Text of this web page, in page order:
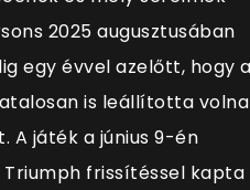
2025 augusztusában
egy évvel azelőtt, hogy
is leállította volna
A játék a június 9-én
frissítéssel kapta